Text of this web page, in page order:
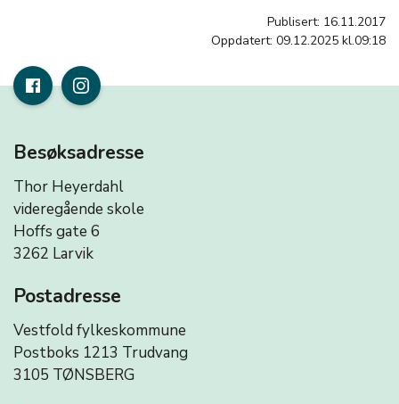
Publisert: 16.11.2017
Oppdatert: 09.12.2025 kl.09:18
Besøksadresse
Thor Heyerdahl
videregående skole
Hoffs gate 6
3262 Larvik
Postadresse
Vestfold fylkeskommune
Postboks 1213 Trudvang
3105 TØNSBERG